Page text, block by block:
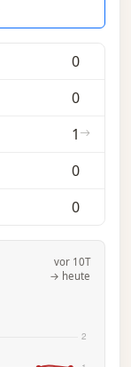
0
0
1
0
0
vor 10T
→ heute